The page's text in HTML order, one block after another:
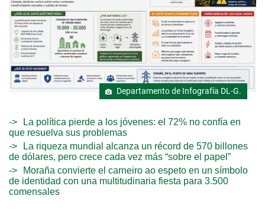
Departamento de Infografía DL-G.
La política pierde a los jóvenes: el 72% no confía en
que resuelva sus problemas
La riqueza mundial alcanza un récord de 570 billones
de dólares, pero crece cada vez más “sobre el papel”
Moraña convierte el carneiro ao espeto en un símbolo
de identidad con una multitudinaria fiesta para 3.500
comensales